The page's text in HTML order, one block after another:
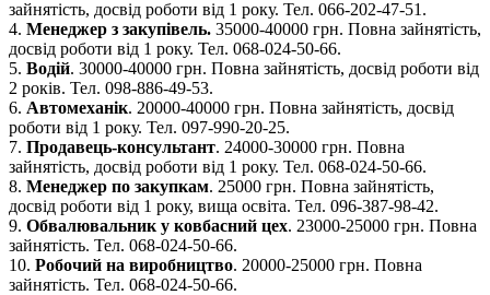
зайнятість, досвід роботи від 1 року. Тел. 066-202-47-51.
4. Менеджер з закупівель. 35000-40000 грн. Повна зайнятість,
досвід роботи від 1 року. Тел. 068-024-50-66.
5. Водій. 30000-40000 грн. Повна зайнятість, досвід роботи від
2 років. Тел. 098-886-49-53.
6. Автомеханік. 20000-40000 грн. Повна зайнятість, досвід
роботи від 1 року. Тел. 097-990-20-25.
7. Продавець-консультант. 24000-30000 грн. Повна
зайнятість, досвід роботи від 1 року. Тел. 068-024-50-66.
8. Менеджер по закупкам. 25000 грн. Повна зайнятість,
досвід роботи від 1 року, вища освіта. Тел. 096-387-98-42.
9. Обвалювальник у ковбасний цех. 23000-25000 грн. Повна
зайнятість. Тел. 068-024-50-66.
10. Робочий на виробництво. 20000-25000 грн. Повна
зайнятість. Тел. 068-024-50-66.